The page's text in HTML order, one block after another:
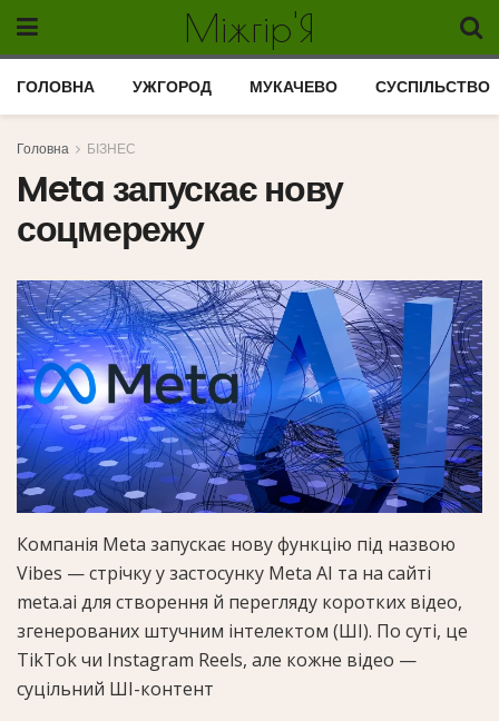
Міжгір'Я
ГОЛОВНА УЖГОРОД МУКАЧЕВО СУСПІЛЬСТВО
Головна БІЗНЕС
Meta запускає нову
соцмережу
Компанія Meta запускає нову функцію під назвою
Vibes — стрічку у застосунку Meta AI та на сайті
meta.ai для створення й перегляду коротких відео,
згенерованих штучним інтелектом (ШІ). По суті, це
TikTok чи Instagram Reels, але кожне відео —
суцільний ШІ-контент